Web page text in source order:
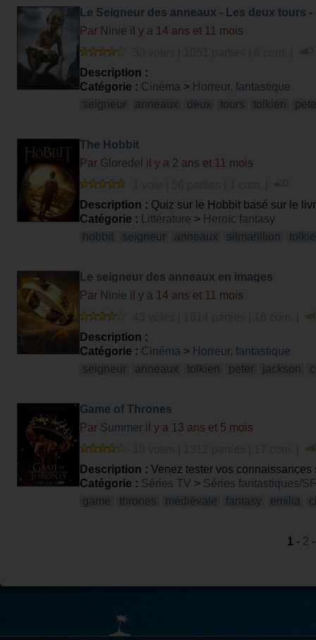
Le Seigneur des anneaux - Les deux tours -
Par Ninie il y a 14 ans et 11 mois
Description :
Catégorie : Cinéma > Horreur, fantastique
seigneur
anneaux deux tours tolkien
The Hobbit
Par Gloredel il y a 2 ans et 11 mois
Description : Quiz sur le Hobbit basé sur le
Catégorie :
Littérature > Heroïc fantasy
hobbit
seigneur anneaux silmarillion
Le seigneur des anneaux en images
Par Ninie il y a 14 ans et 11 mois
Description :
Catégorie : Cinéma > Horreur, fantastique
seigneur
anneaux tolkien peter jackson
Game of Thrones
Par Summer il y a 13 ans et 5 mois
Description : Venez tester vos
donner son avis ça prend quelques secondes ;)
Catégorie : Séries TV > Séries fantastiques/SF
game
thrones médiévale fantasy emilia
1 - 2